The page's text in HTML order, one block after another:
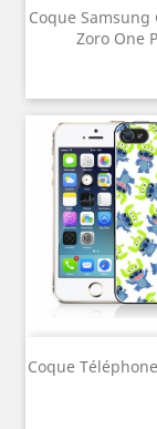
Coque Samsung
Zoro One
Coque